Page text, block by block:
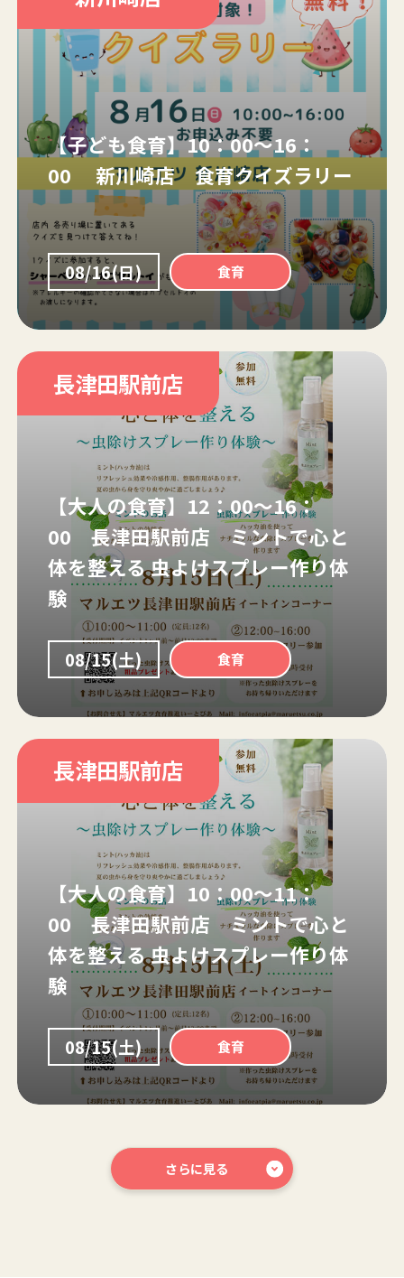
【子ども食育】10：00～16：
00 新川崎店 食育クイズラリー
08/16(日) 食育
【大人の食育】12：00～16：
00 長津田駅前店 ミントで心と
体を整える 虫よけスプレー作り体
験
08/15(土) 食育
長津田駅前店
【大人の食育】10：00～11：
00 長津田駅前店 ミントで心と
体を整える 虫よけスプレー作り体
験
08/15(土) 食育
長津田駅前店
さらに見る